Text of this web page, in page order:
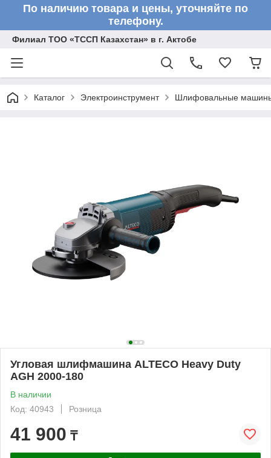
По наличию товара и цены, уточняйте по
телефону.
Филиал ТОО «ТССП Казахстан» в г. Актобе
Каталог Электроинструмент Шлифовальные
Угловая шлифмашина ALTECO Heavy Duty
AGH 2000-180
В наличии
Код: 40943
Розница
41 900 ₸